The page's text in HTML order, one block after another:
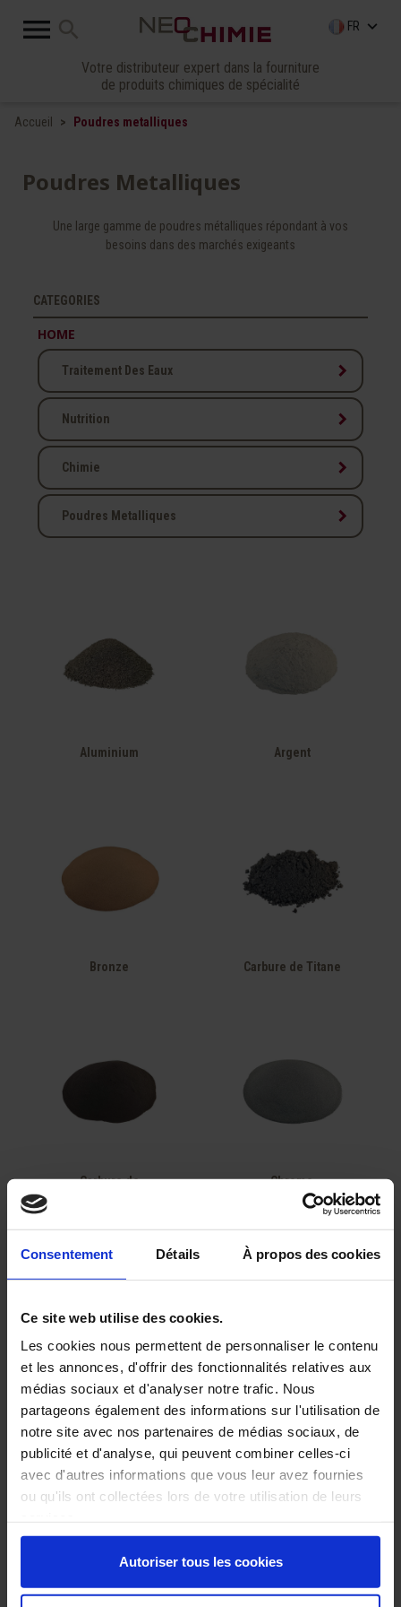
Consentement Détails À propos des cookies
Ce site web utilise des cookies.
Les cookies nous permettent de personnaliser le contenu
et les annonces, d'offrir des fonctionnalités relatives aux
médias sociaux et d'analyser notre trafic. Nous
partageons également des informations sur l'utilisation de
notre site avec nos partenaires de médias sociaux, de
publicité et d'analyse, qui peuvent combiner celles-ci
avec d'autres informations que vous leur avez fournies
ou qu'ils ont collectées lors de votre utilisation de leurs
Autoriser tous les cookies
 search FR keyboard_arrow_down
Votre distributeur expert dans la fourniture
de produits chimiques de spécialité
Accueil Poudres metalliques
Poudres Metalliques
Une large gamme de poudres métalliques répondant à vos
besoins dans des marchés exigeants
CATEGORIES
HOME
Traitement Des Eaux keyboard_arrow_right
Nutrition keyboard_arrow_right
Chimie keyboard_arrow_right
Poudres Metalliques keyboard_arrow_right
Aluminium Argent
Bronze Carbure de Titane
Carbure de
Chrome
Cobalt Cuivre